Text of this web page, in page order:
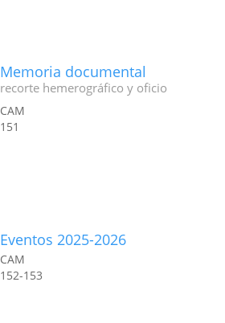
Memoria documental
recorte hemerográfico y oficio
CAM
151
Eventos 2025-2026
CAM
152-153